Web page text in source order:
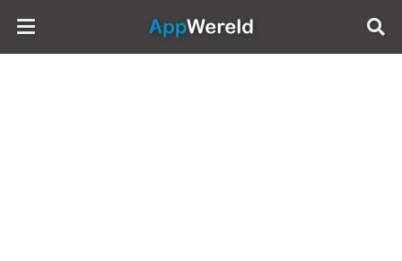
AppWereld